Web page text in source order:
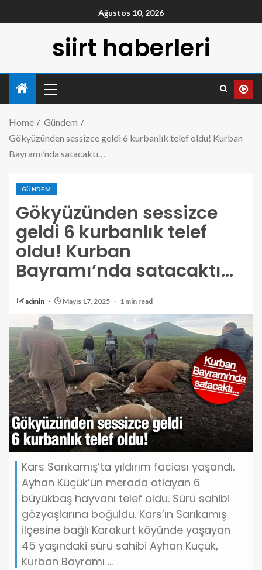
Ağustos 10, 2026
siirt haberleri
Home
Gündem
Gökyüzünden sessizce geldi 6 kurbanlık telef oldu! Kurban
Bayramı’nda satacaktı…
GÜNDEM
Gökyüzünden sessizce
geldi 6 kurbanlık telef
oldu! Kurban
Bayramı’nda satacaktı…
admin Mayıs 17, 2025 1 min read
Kars Sarıkamış’ta yıldırım faciası yaşandı.
Ayhan Küçük’ün merada otlayan 6
büyükbaş hayvanı telef oldu. Sürü sahibi
gözyaşlarına boğuldu. Kars’ın Sarıkamış
ilçesine bağlı Karakurt köyünde yaşayan
45 yaşındaki sürü sahibi Ayhan Küçük,
Kurban Bayramı ...